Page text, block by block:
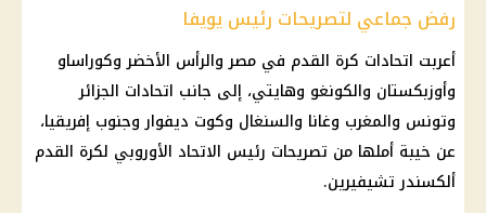
رفض جماعي لتصريحات رئيس يويفا
أعربت اتحادات كرة القدم في مصر والرأس الأخضر وكوراساو
وأوزبكستان والكونغو وهايتي، إلى جانب اتحادات الجزائر
وتونس والمغرب وغانا والسنغال وكوت ديفوار وجنوب إفريقيا،
عن خيبة أملها من تصريحات رئيس الاتحاد الأوروبي لكرة القدم
ألكسندر تشيفيرين.